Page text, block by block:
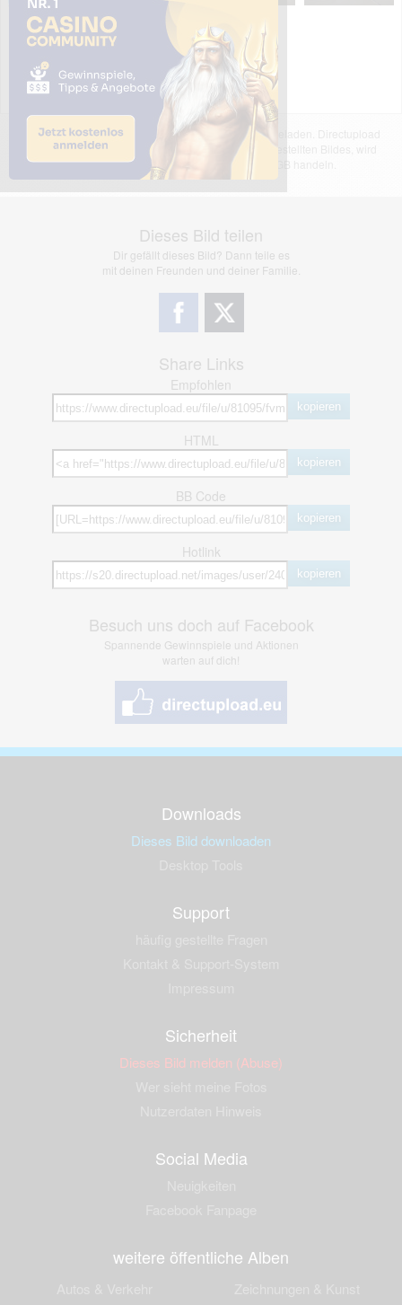
Das dargestellte Bild wurde von einem Nutzer hochgeladen. Directupload
übernimmt keinerlei Haftung für den Inhalt des dargestellten Bildes, wird
jedoch bei Verstößen nach §2(3) unserer AGB handeln.
Dieses Bild teilen
Dir gefällt dieses Bild? Dann teile es
mit deinen Freunden und deiner Familie.
Share Links
Empfohlen
kopieren
HTML
kopieren
BB Code
kopieren
Hotlink
kopieren
Besuch uns doch auf Facebook
Spannende Gewinnspiele und Aktionen
warten auf dich!
Downloads
Dieses Bild downloaden
Support
Sicherheit
Dieses Bild melden (Abuse)
Social Media
weitere öffentliche Alben